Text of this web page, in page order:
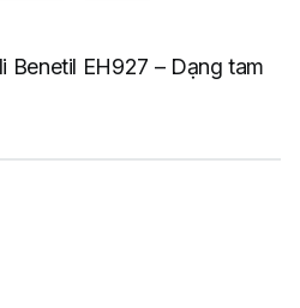
Benetil EH927 – Dạng tam